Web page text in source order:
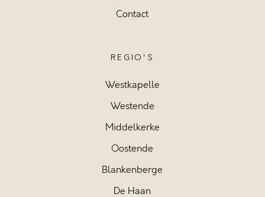
Contact
REGIO'S
Westkapelle
Westende
Middelkerke
Oostende
Blankenberge
De Haan